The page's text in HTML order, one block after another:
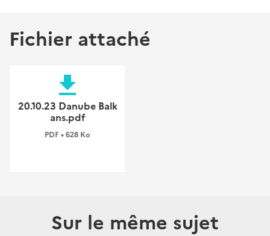
Fichier attaché
file_download
20.10.23 Danube Balk
ans.pdf
PDF • 628 Ko
Sur le même sujet